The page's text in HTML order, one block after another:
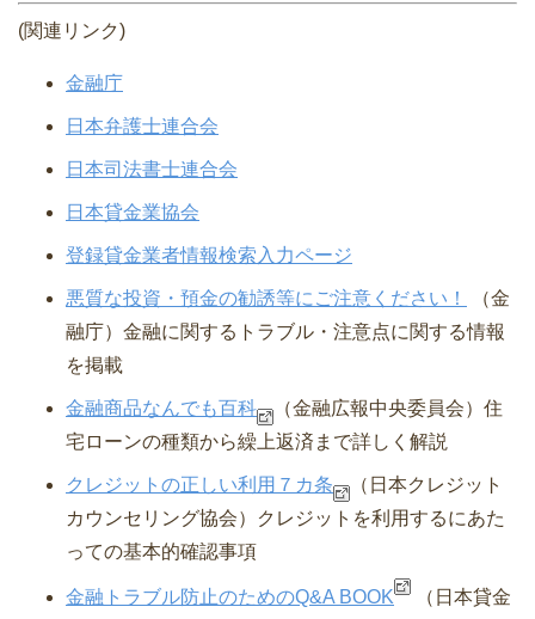
(関連リンク)
金融庁
日本弁護士連合会
日本司法書士連合会
日本貸金業協会
登録貸金業者情報検索入力ページ
悪質な投資・預金の勧誘等にご注意ください！
（金
融庁）⾦融に関するトラブル・注意点に関する情報
を掲載
金融商品なんでも百科 （金融広報中央委員会） 住
宅ローンの種類から繰上返済まで詳しく解説
クレジットの正しい利用７カ条
（日本クレジット
カウンセリング協会）
クレジットを利用するにあた
っての基本的確認事項
金融トラブル防止のためのQ&A BOOK
（日本貸金